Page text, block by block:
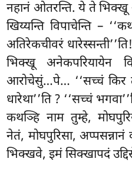
नहानं ओतरन्ति. ये ते भिक्खू
खिय्यन्ति विपाचेन्ति –
अतिरेकचीवरं
भिक्खू अनेकपरियायेन
आरोचेसुं…पे… ‘‘सच्चं किर
धारेथा’’ति? ‘‘सच्चं
कथञ्हि नाम तुम्हे,
नेतं, मोघपुरिसा,
भिक्खवे, इमं सिक्खापदं